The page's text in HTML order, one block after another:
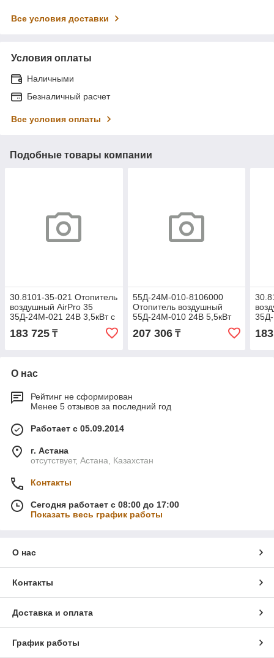
Все условия доставки
Условия оплаты
Наличными
Безналичный расчет
Все условия оплаты
Подобные товары компании
30.8101-35-021 Отопитель
воздушный AirPro 35
35Д-24М-021 24В 3,5кВт с
(Прамотроник)
183 725 ₸
55Д-24М-010-8106000
Отопитель воздушный
55Д-24М-010 24В 5,5кВт
без бака (Прамотроник)
207 306₸
О нас
Рейтинг не сформирован
Менее 5 отзывов за последний год
Работает с 05.09.2014
г. Астана
отсутствует, Астана, Казахстан
Контакты
Сегодня работает с 08:00 до 17:00
Показать весь график работы
О нас
Контакты
Доставка и оплата
График работы